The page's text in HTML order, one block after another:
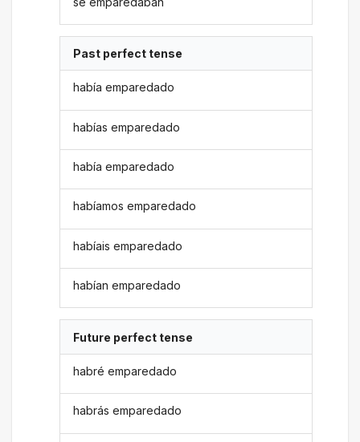
Past perfect tense
había emparedado
habías emparedado
había emparedado
habíamos emparedado
habíais emparedado
habían emparedado
Future perfect tense
habré emparedado
habrás emparedado